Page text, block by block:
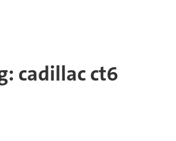
cadillac ct6